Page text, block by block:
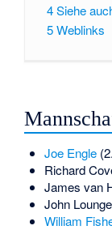
4Siehe
5Weblinks
Joe Engle
Richard
James van
John Lounge
William